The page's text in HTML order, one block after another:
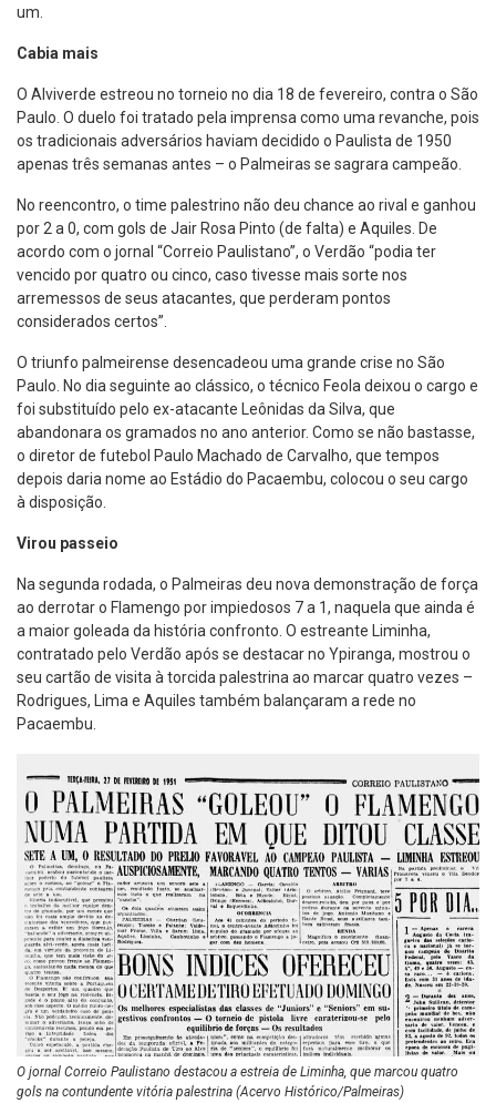
um.
Cabia mais
O Alviverde estreou no torneio no dia 18 de fevereiro, contra o São
Paulo. O duelo foi tratado pela imprensa como uma revanche, pois
os tradicionais adversários haviam decidido o Paulista de 1950
apenas três semanas antes – o Palmeiras se sagrara campeão.
No reencontro, o time palestrino não deu chance ao rival e ganhou
por 2 a 0, com gols de Jair Rosa Pinto (de falta) e Aquiles. De
acordo com o jornal “Correio Paulistano”, o Verdão “podia ter
vencido por quatro ou cinco, caso tivesse mais sorte nos
arremessos de seus atacantes, que perderam pontos
considerados certos”.
O triunfo palmeirense desencadeou uma grande crise no São
Paulo. No dia seguinte ao clássico, o técnico Feola deixou o cargo e
foi substituído pelo ex-atacante Leônidas da Silva, que
abandonara os gramados no ano anterior. Como se não bastasse,
o diretor de futebol Paulo Machado de Carvalho, que tempos
depois daria nome ao Estádio do Pacaembu, colocou o seu cargo
à disposição.
Virou passeio
Na segunda rodada, o Palmeiras deu nova demonstração de força
ao derrotar o Flamengo por impiedosos 7 a 1, naquela que ainda é
a maior goleada da história confronto. O estreante Liminha,
contratado pelo Verdão após se destacar no Ypiranga, mostrou o
seu cartão de visita à torcida palestrina ao marcar quatro vezes –
Rodrigues, Lima e Aquiles também balançaram a rede no
Pacaembu.
O jornal Correio Paulistano destacou a estreia de Liminha, que marcou quatro
gols na contundente vitória palestrina (Acervo Histórico/Palmeiras)